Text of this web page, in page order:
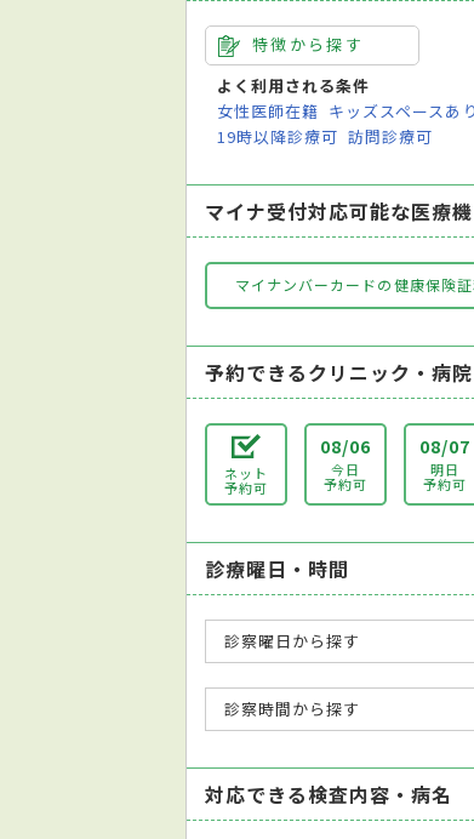
特徴から探す
よく利用される条件
女性医師在籍 キッズスペースあり
19時以降診療可 訪問診療可
マイナ受付対応可能な医療
マイナンバーカードの健康保険
予約できるクリニック・病院
ネット
予約可
08/06
今日
予約可
08/07
明日
予約可
診療曜日・時間
診察曜日から探す
診察時間から探す
対応できる検査内容・病名